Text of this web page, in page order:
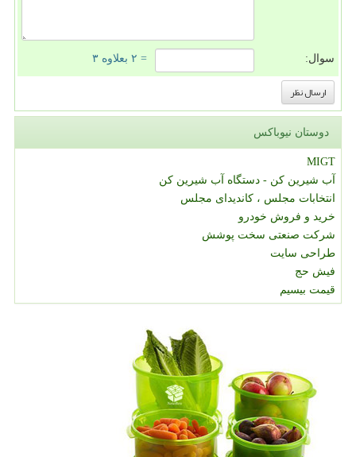
سوال: = ۲ بعلاوه ۳
دوستان نیوباکس
MIGT
آب شیرین کن - دستگاه آب شیرین کن
انتخابات مجلس ، کاندیدای مجلس
خرید و فروش خودرو
شرکت صنعتی سخت پوشش
طراحی سایت
فیش حج
قیمت بیسیم